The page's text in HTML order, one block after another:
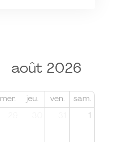
août 2026
mer. jeu. ven. sam.
1